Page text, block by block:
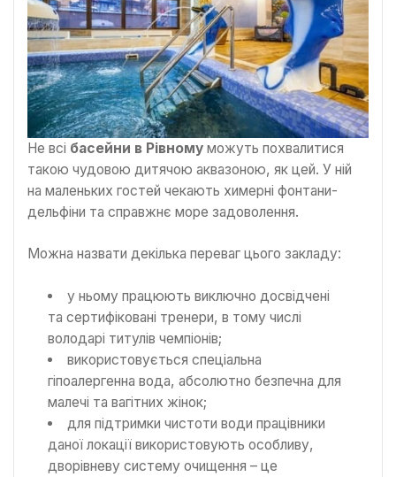
Не всі басейни в Рівному можуть похвалитися
такою чудовою дитячою аквазоною, як цей. У ній
на маленьких гостей чекають химерні фонтани-
дельфіни та справжнє море задоволення.
Можна назвати декілька переваг цього закладу:
у ньому працюють виключно досвідчені
та сертифіковані тренери, в тому числі
володарі титулів чемпіонів;
використовується спеціальна
гіпоалергенна вода, абсолютно безпечна для
малечі та вагітних жінок;
для підтримки чистоти води працівники
даної локації використовують особливу,
дворівневу систему очищення – це